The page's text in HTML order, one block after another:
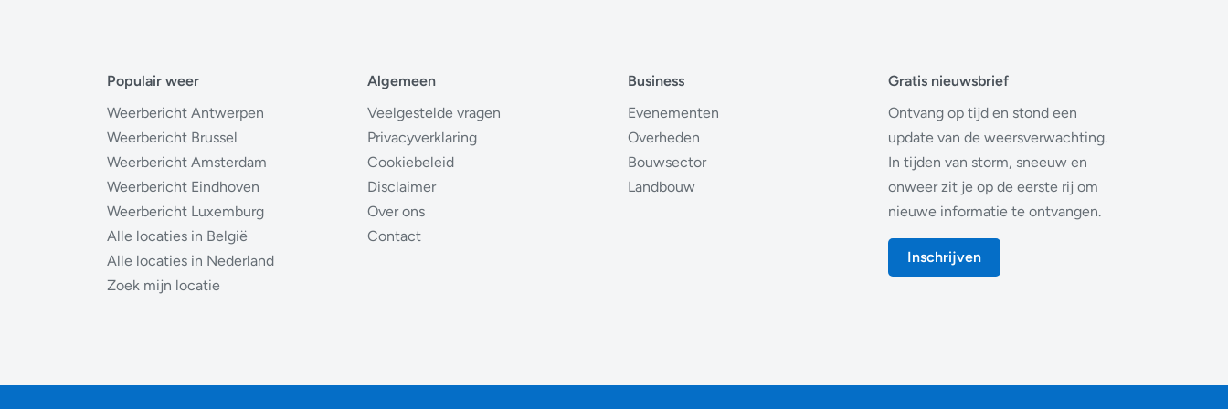
Populair weer
Weerbericht Antwerpen
Weerbericht Brussel
Weerbericht Amsterdam
Weerbericht Eindhoven
Weerbericht Luxemburg
Alle locaties in België
Alle locaties in Nederland
Zoek mijn locatie
Algemeen
Veelgestelde vragen
Privacyverklaring
Cookiebeleid
Disclaimer
Over ons
Contact
Business
Evenementen
Overheden
Bouwsector
Landbouw
Gratis nieuwsbrief
Ontvang op tijd en stond een
update van de weersverwachting.
In tijden van storm, sneeuw en
onweer zit je op de eerste rij om
nieuwe informatie te ontvangen.
Inschrijven